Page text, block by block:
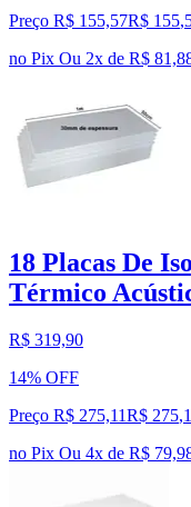
Preço R$ 155,57R$ 155,
no Pix Ou 2x de R$
18 Placas De
Térmico
R$ 319,90
14% OFF
Preço R$ 275,11R$ 275,
no Pix Ou 4x de R$